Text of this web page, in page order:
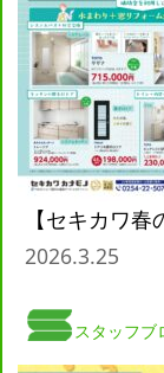
【セキカワ
2026.3.25
スタッフブ